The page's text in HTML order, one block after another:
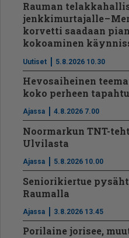
Rauman
jenkkimurtajalle –
korvetti saadaan
kokoaminen
Uutiset 5.8.2026 10.30
Hevosaiheinen
koko perheen
Ajassa 4.8.2026 7.00
Noormarkun TNT-
Ulvilasta
Ajassa 5.8.2026 10.00
Seniorikiertue
Raumalla
Ajassa 3.8.2026 13.45
Porilaine jorisee,